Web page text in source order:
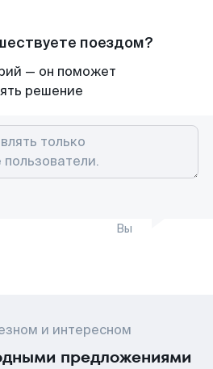
поездом?
— он поможет
решение
Вы
и интересном
предложениями